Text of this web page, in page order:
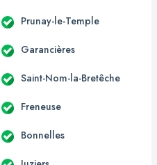
Prunay-le-Temple
Garancières
Saint-Nom-la-Bretêche
Freneuse
Bonnelles